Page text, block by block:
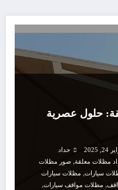
حلول عصرية
2025
حداد
مظلات معلقة, صور مظلات
سيارات, مظلات سيارات
, مظلات مواقف سيارات,